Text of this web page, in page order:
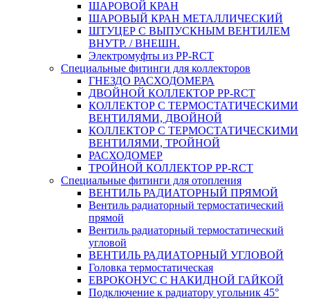
ШАРОВОЙ КРАН
ШАРОВЫЙ КРАН МЕТАЛЛИЧЕСКИЙ
ШТУЦЕР С ВЫПУСКНЫМ ВЕНТИЛЕМ
ВНУТР. / ВНЕШН.
Электромуфты из PP-RCT
Специальные фитинги для коллекторов
ГНЕЗДО РАСХОДОМЕРА
ДВОЙНОЙ КОЛЛЕКТОР PP-RCT
КОЛЛЕКТОР С ТЕРМОСТАТИЧЕСКИМИ
ВЕНТИЛЯМИ, ДВОЙНОЙ
КОЛЛЕКТОР С ТЕРМОСТАТИЧЕСКИМИ
ВЕНТИЛЯМИ, ТРОЙНОЙ
РАСХОДОМЕР
ТРОЙНОЙ КОЛЛЕКТОР PP-RCT
Специальные фитинги для отопления
ВЕНТИЛЬ РАДИАТОРНЫЙ ПРЯМОЙ
Вентиль радиаторный термостатический
прямой
Вентиль радиаторный термостатический
угловой
ВЕНТИЛЬ РАДИАТОРНЫЙ УГЛОВОЙ
Головка термостатическая
ЕВРОКОНУС С НАКИДНОЙ ГАЙКОЙ
Подключение к радиатору угольник 45°